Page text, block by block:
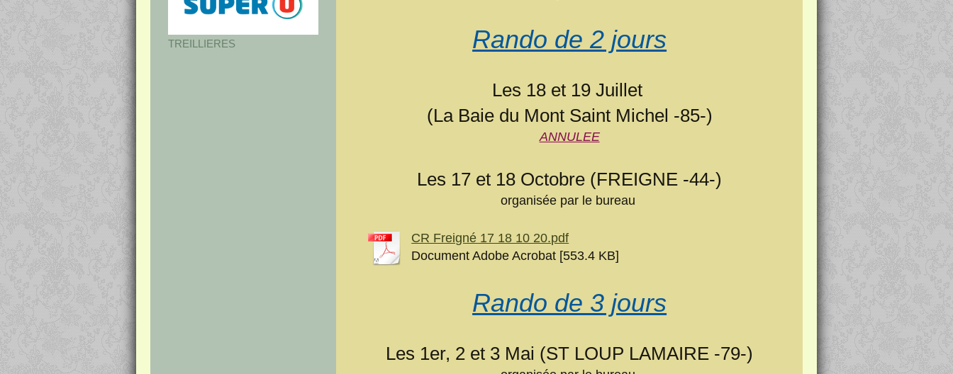
Rando de 2 jours
Les 18 et 19 Juillet
(La Baie du Mont Saint Michel -85-)
ANNULEE
Les 17 et 18 Octobre (FREIGNE -44-)
organisée par le bureau
CR Freigné 17 18 10 20.pdf
Document Adobe Acrobat [553.4 KB]
Rando de 3 jours
Les 1er, 2 et 3 Mai (ST LOUP LAMAIRE -79-)
TREILLIERES